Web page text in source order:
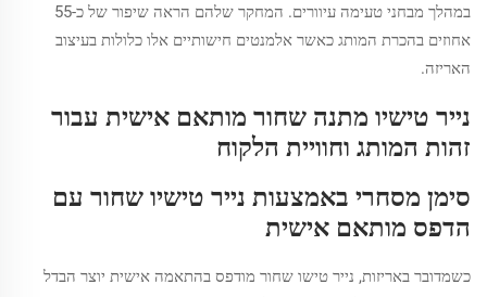
במהלך מבחני טעימה עיוורים. המחקר שלהם הראה שיפור של כ-55
אחוזים בהכרת המותג כאשר אלמנטים חישותיים אלו כלולות בעיצוב
האריזה.
נייר טישיו מתנה שחור מותאם אישית עבור
זהות המותג וחוויית הלקוח
סימן מסחרי באמצעות נייר טישיו שחור עם
הדפס מותאם אישית
כשמדובר באריזות, נייר טישו שחור מודפס בהתאמה אישית יוצר הבדל